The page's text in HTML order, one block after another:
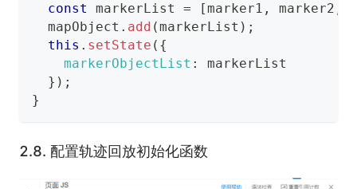
const
markerList = [marker1 , marker2
  mapObject
. add (markerList ) ;
this . setState ( {
markerObjectList :
markerList
} ) ;
}
2.8. 配置轨迹回放初始化函数